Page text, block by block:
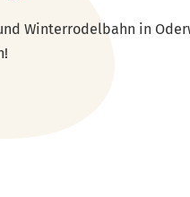
Winterrodelbahn in